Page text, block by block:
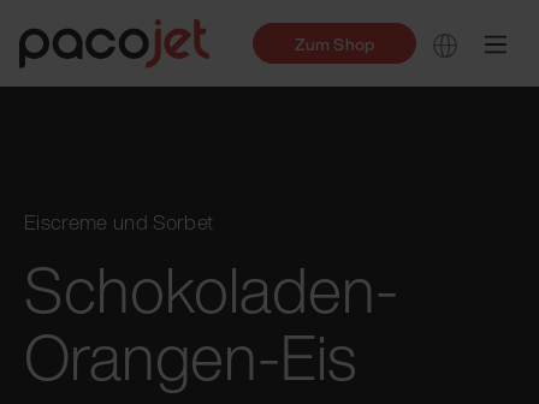
Zum Shop
Eiscreme und Sorbet
Schokoladen-
Orangen-Eis